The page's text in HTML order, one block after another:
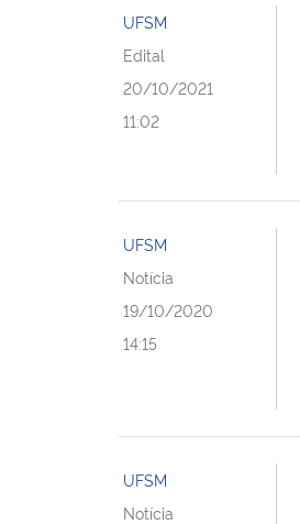
UFSM
Edital
20/10/2021
11:02
UFSM
Notícia
19/10/2020
14:15
UFSM
Notícia